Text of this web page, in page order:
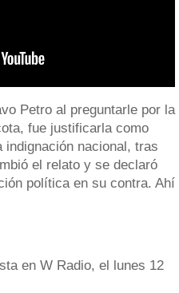
Petro al preguntarle por la
fue justificarla como
nacional, tras
el relato y se declaró
política en su contra. Ahí
en W Radio, el lunes 12